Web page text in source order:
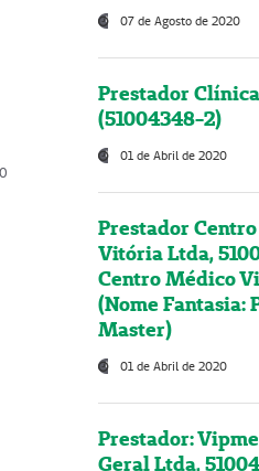
07 de Agosto de 2020
Prestador
(51004348-2)
01 de Abril de 2020
Prestador
Vitória Ltda,
Centro Médico
(Nome Fantasia:
Master)
01 de Abril de 2020
Prestador:
Geral Ltda,